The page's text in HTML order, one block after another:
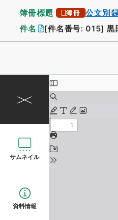
簿冊標題 簿冊 公文別
件名 [件名番号: 015] 黒
サムネイル
資料情報